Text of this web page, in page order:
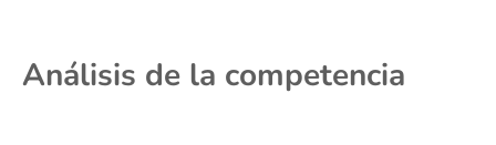
Análisis de la competencia